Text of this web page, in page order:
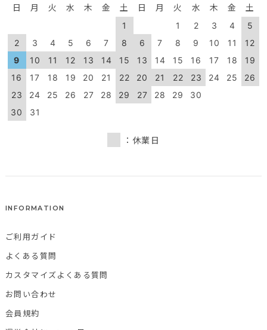
日 月 火 水 木 金 土
1
2
3 4 5 6 7
8
9
10 11 12 13 14
15
16
17 18 19 20 21
22
23
24 25 26 27 28
29
30
31
日 月 火 水 木 金 土
1 2 3 4
5
6
7 8 9 10 11
12
13
14 15 16 17 18
19
20
21 22 23 24 25
26
27
28 29 30
：休業日
INFORMATION
ご利用ガイド
よくある質問
カスタマイズよくある質問
お問い合わせ
会員規約